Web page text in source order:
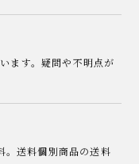
ます。疑問や不明点が
送料個別商品の送料